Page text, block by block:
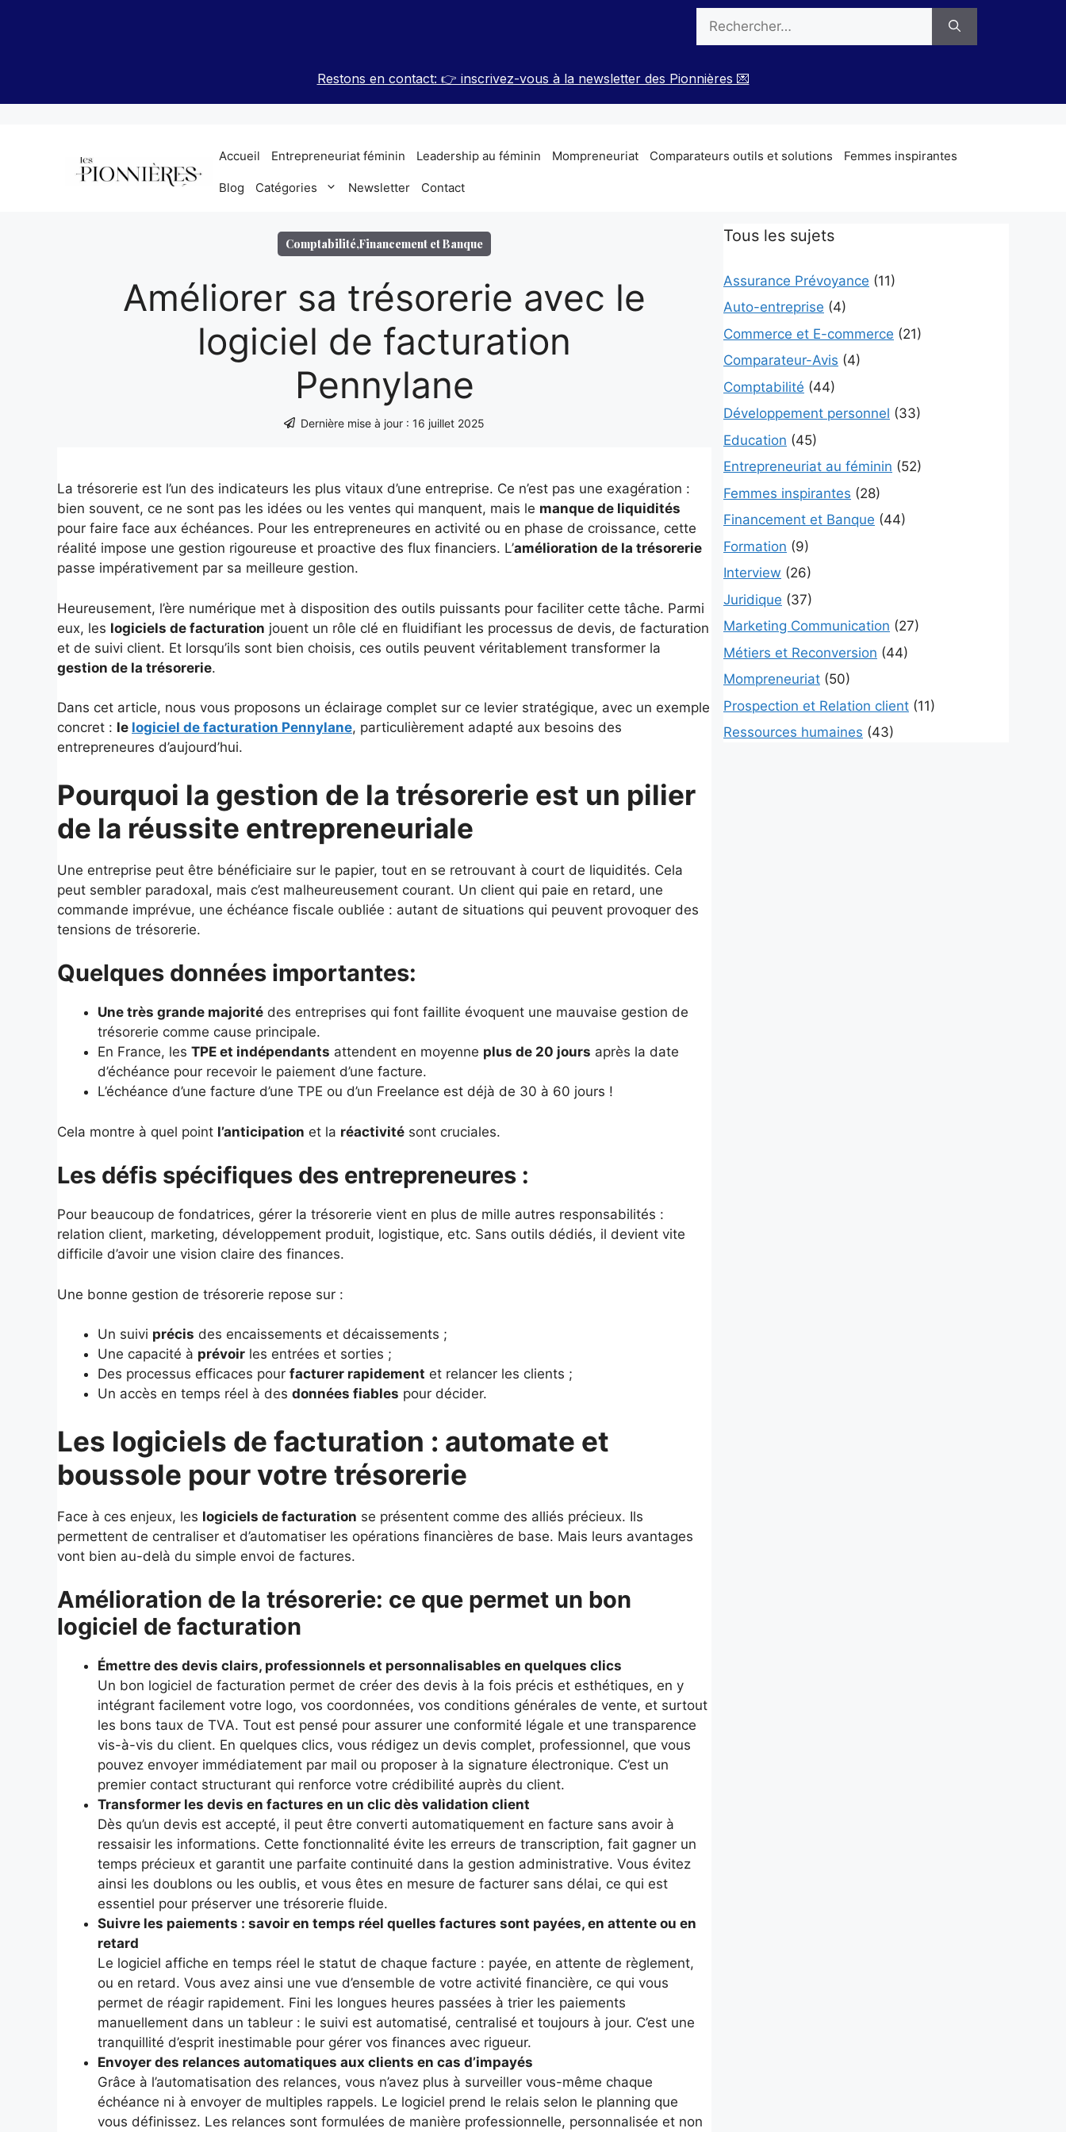
Restons en contact: 👉 inscrivez-vous à la newsletter des Pionnières 💌
Accueil Entrepreneuriat féminin Leadership au féminin Mompreneuriat Comparateurs outils et solutions Femmes inspirantes
Blog Catégories Newsletter Contact
Comptabilité,Financement et Banque
Améliorer sa trésorerie avec le
logiciel de facturation
Pennylane
Dernière mise à jour : 16 juillet 2025
La trésorerie est l’un des indicateurs les plus vitaux d’une entreprise. Ce n’est pas une exagération :
bien souvent, ce ne sont pas les idées ou les ventes qui manquent, mais le manque de liquidités
pour faire face aux échéances. Pour les entrepreneures en activité ou en phase de croissance, cette
réalité impose une gestion rigoureuse et proactive des flux financiers. L’amélioration de la trésorerie
passe impérativement par sa meilleure gestion.
Heureusement, l’ère numérique met à disposition des outils puissants pour faciliter cette tâche. Parmi
eux, les logiciels de facturation jouent un rôle clé en fluidifiant les processus de devis, de facturation
et de suivi client. Et lorsqu’ils sont bien choisis, ces outils peuvent véritablement transformer la
gestion de la trésorerie.
Dans cet article, nous vous proposons un éclairage complet sur ce levier stratégique, avec un exemple
concret : le logiciel de facturation Pennylane, particulièrement adapté aux besoins des
entrepreneures d’aujourd’hui.
Pourquoi la gestion de la trésorerie est un pilier
de la réussite entrepreneuriale
Une entreprise peut être bénéficiaire sur le papier, tout en se retrouvant à court de liquidités. Cela
peut sembler paradoxal, mais c’est malheureusement courant. Un client qui paie en retard, une
commande imprévue, une échéance fiscale oubliée : autant de situations qui peuvent provoquer des
tensions de trésorerie.
Quelques données importantes:
Une très grande majorité des entreprises qui font faillite évoquent une mauvaise gestion de
trésorerie comme cause principale.
En France, les TPE et indépendants attendent en moyenne plus de 20 jours après la date
d’échéance pour recevoir le paiement d’une facture.
L’échéance d’une facture d’une TPE ou d’un Freelance est déjà de 30 à 60 jours !
Cela montre à quel point l’anticipation et la réactivité sont cruciales.
Les défis spécifiques des entrepreneures :
Pour beaucoup de fondatrices, gérer la trésorerie vient en plus de mille autres responsabilités :
relation client, marketing, développement produit, logistique, etc. Sans outils dédiés, il devient vite
difficile d’avoir une vision claire des finances.
Une bonne gestion de trésorerie repose sur :
Un suivi précis des encaissements et décaissements ;
Une capacité à prévoir les entrées et sorties ;
Des processus efficaces pour facturer rapidement et relancer les clients ;
Un accès en temps réel à des données fiables pour décider.
Les logiciels de facturation : automate et
boussole pour votre trésorerie
Face à ces enjeux, les logiciels de facturation se présentent comme des alliés précieux. Ils
permettent de centraliser et d’automatiser les opérations financières de base. Mais leurs avantages
vont bien au-delà du simple envoi de factures.
Amélioration de la trésorerie: ce que permet un bon
logiciel de facturation
Émettre des devis clairs, professionnels et personnalisables en quelques clics
Un bon logiciel de facturation permet de créer des devis à la fois précis et esthétiques, en y
intégrant facilement votre logo, vos coordonnées, vos conditions générales de vente, et surtout
les bons taux de TVA. Tout est pensé pour assurer une conformité légale et une transparence
vis-à-vis du client. En quelques clics, vous rédigez un devis complet, professionnel, que vous
pouvez envoyer immédiatement par mail ou proposer à la signature électronique. C’est un
premier contact structurant qui renforce votre crédibilité auprès du client.
Transformer les devis en factures en un clic dès validation client
Dès qu’un devis est accepté, il peut être converti automatiquement en facture sans avoir à
ressaisir les informations. Cette fonctionnalité évite les erreurs de transcription, fait gagner un
temps précieux et garantit une parfaite continuité dans la gestion administrative. Vous évitez
ainsi les doublons ou les oublis, et vous êtes en mesure de facturer sans délai, ce qui est
essentiel pour préserver une trésorerie fluide.
Suivre les paiements : savoir en temps réel quelles factures sont payées, en attente ou en
retard
Le logiciel affiche en temps réel le statut de chaque facture : payée, en attente de règlement,
ou en retard. Vous avez ainsi une vue d’ensemble de votre activité financière, ce qui vous
permet de réagir rapidement. Fini les longues heures passées à trier les paiements
manuellement dans un tableur : le suivi est automatisé, centralisé et toujours à jour. C’est une
tranquillité d’esprit inestimable pour gérer vos finances avec rigueur.
Envoyer des relances automatiques aux clients en cas d’impayés
Grâce à l’automatisation des relances, vous n’avez plus à surveiller vous-même chaque
échéance ni à envoyer de multiples rappels. Le logiciel prend le relais selon le planning que
vous définissez. Les relances sont formulées de manière professionnelle, personnalisée et non
Tous les sujets
Assurance Prévoyance (11)
Auto-entreprise (4)
Commerce et E-commerce (21)
Comparateur-Avis (4)
Comptabilité (44)
Développement personnel (33)
Education (45)
Entrepreneuriat au féminin (52)
Femmes inspirantes (28)
Financement et Banque (44)
Formation (9)
Interview (26)
Juridique (37)
Marketing Communication (27)
Métiers et Reconversion (44)
Mompreneuriat (50)
Prospection et Relation client (11)
Ressources humaines (43)